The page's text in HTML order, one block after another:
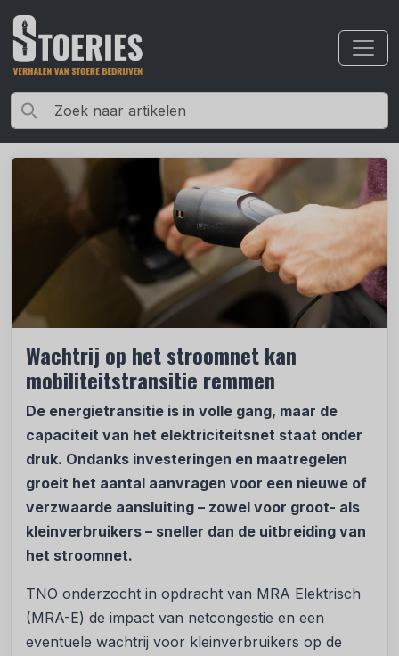
Wachtrij op het stroomnet kan
mobiliteitstransitie remmen
De energietransitie is in volle gang, maar de
capaciteit van het elektriciteitsnet staat onder
druk. Ondanks investeringen en maatregelen
groeit het aantal aanvragen voor een nieuwe of
verzwaarde aansluiting – zowel voor groot- als
kleinverbruikers – sneller dan de uitbreiding van
het stroomnet.
TNO onderzocht in opdracht van MRA Elektrisch
(MRA-E) de impact van netcongestie en een
eventuele wachtrij voor kleinverbruikers op de